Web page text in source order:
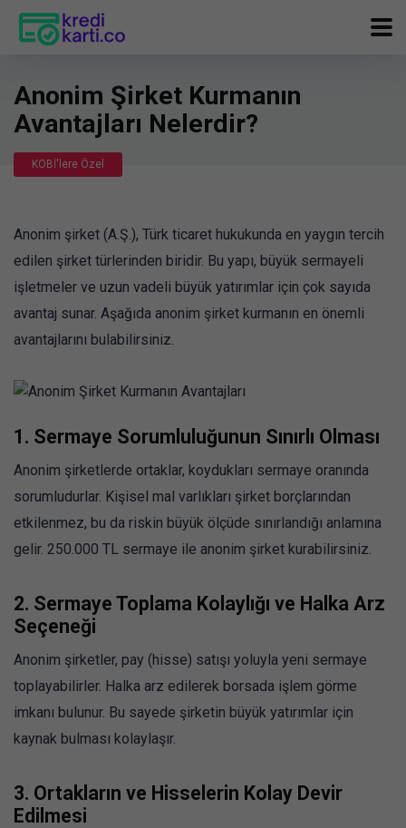
Anonim Şirket Kurmanın
Avantajları Nelerdir?
KOBİ'lere Özel
Anonim şirket (A.Ş.), Türk ticaret hukukunda en yaygın tercih
edilen şirket türlerinden biridir. Bu yapı, büyük sermayeli
işletmeler ve uzun vadeli büyük yatırımlar için çok sayıda
avantaj sunar. Aşağıda anonim şirket kurmanın en önemli
avantajlarını bulabilirsiniz.
1. Sermaye Sorumluluğunun Sınırlı Olması
Anonim şirketlerde ortaklar, koydukları sermaye oranında
sorumludurlar. Kişisel mal varlıkları şirket borçlarından
etkilenmez, bu da riskin büyük ölçüde sınırlandığı anlamına
gelir. 250.000 TL sermaye ile anonim şirket kurabilirsiniz.
2. Sermaye Toplama Kolaylığı ve Halka Arz
Seçeneği
Anonim şirketler, pay (hisse) satışı yoluyla yeni sermaye
toplayabilirler. Halka arz edilerek borsada işlem görme
imkanı bulunur. Bu sayede şirketin büyük yatırımlar için
kaynak bulması kolaylaşır.
3. Ortakların ve Hisselerin Kolay Devir
Edilmesi